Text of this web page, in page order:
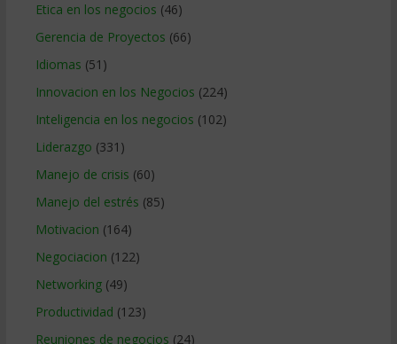
Etica en los negocios (46)
Gerencia de Proyectos (66)
Idiomas (51)
Innovacion en los Negocios (224)
Inteligencia en los negocios (102)
Liderazgo (331)
Manejo de crisis (60)
Manejo del estrés (85)
Motivacion (164)
Negociacion (122)
Networking(49)
Productividad (123)
Reuniones de negocios (24)